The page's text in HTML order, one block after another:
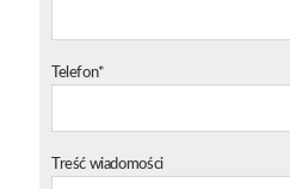
Telefon*
Treść wiadomości